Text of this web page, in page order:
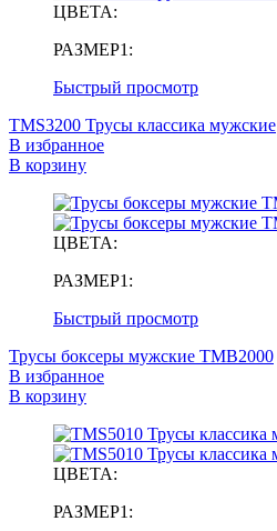
ЦВЕТА:
РАЗМЕР1:
Быстрый просмотр
TMS3200 Трусы классика мужские
В избранное
В корзину
ЦВЕТА:
РАЗМЕР1:
Быстрый просмотр
Трусы боксеры мужские TMB2000
В избранное
В корзину
ЦВЕТА:
РАЗМЕР1: